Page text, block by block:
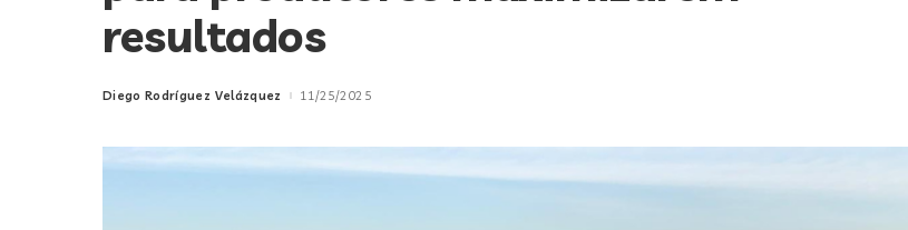
resultados
Posted
Diego Rodríguez Velázquez 11/25/2025